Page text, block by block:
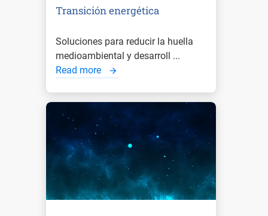
Transición energética
Soluciones para reducir la huella
medioambiental y desarroll ...
Read more